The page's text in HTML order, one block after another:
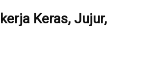
Keras, Jujur,